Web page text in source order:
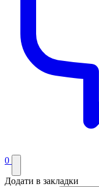
0
Додати в закладки